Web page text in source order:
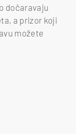
dočaravaju
a prizor koji
možete